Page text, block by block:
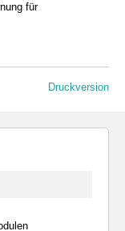
für
Druckversion